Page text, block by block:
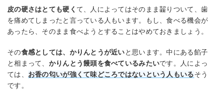
皮の硬さはとても硬く て、人によってはそのまま齧りついて、歯
を痛めてしまったと言っている人もいます。もし、食べる機会が
あったら、そのまま食べようとすることはやめておきましょう。
その食感としては、かりんとうが近いと思います。中にある餡子
と相まって、 かりんとう饅頭を食べているみたいです。人によっ
ては、 お香の匂いが強くて味どころではないという人もいるそう
です。